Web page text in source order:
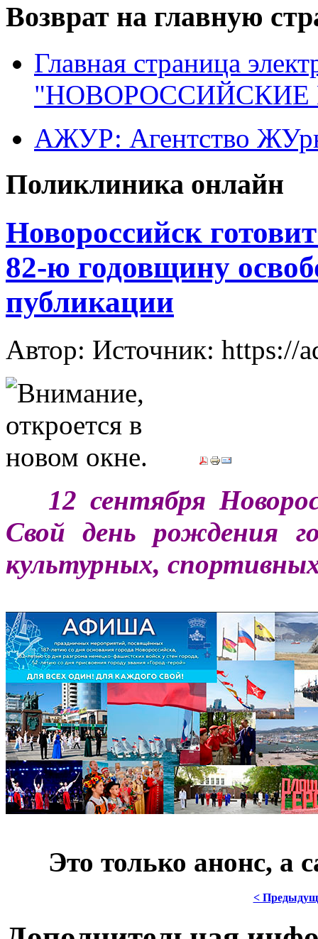
Возврат на главную
Главная страница
"НОВОРОССИЙСКИЕ
АЖУР: Агентство
Поликлиника онлайн
Новороссийск
82-ю годовщину
публикации
Автор: Источник: https://
12 сентября
Свой день рождения
культурных,
Это только анонс, а
<